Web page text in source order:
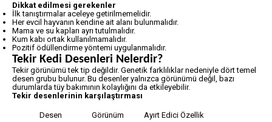
Dikkat edilmesi gerekenler
İlk tanıştırmalar aceleye getirilmemelidir.
Her evcil hayvanın kendine ait alanı bulunmalıdır.
Mama ve su kapları ayrı tutulmalıdır.
Kum kabı ortak kullanılmamalıdır.
Pozitif ödüllendirme yöntemi uygulanmalıdır.
Tekir Kedi Desenleri Nelerdir?
Tekir görünümü tek tip değildir. Genetik farklılıklar nedeniyle dört temel
desen grubu bulunur. Bu desenler yalnızca görünümü değil, bazı
durumlarda tüy bakımının kolaylığını da etkileyebilir.
Tekir desenlerinin karşılaştırması
Desen Görünüm
Ayırt Edici Özellik